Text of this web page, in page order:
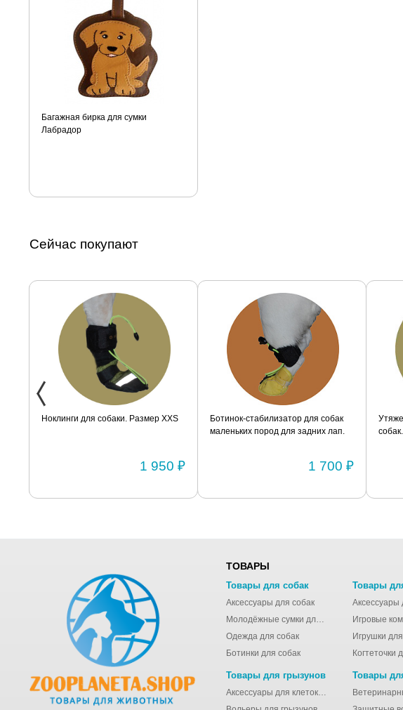
Багажная бирка для сумки
Лабрадор
Сейчас покупают
Ноклинги для собаки. Размер XXS
1 950 ₽
Ботинок-стабилизатор для собак
маленьких пород для задних лап.
1 700 ₽
ТОВАРЫ
Товары для собак
Аксессуары для собак
Молодёжные сумки для девушек
Одежда для собак
Ботинки для собак
Товары
Аксессуары
Игрушки
Когтеточки
Товары для грызунов
Аксессуары для клеток для грызунов